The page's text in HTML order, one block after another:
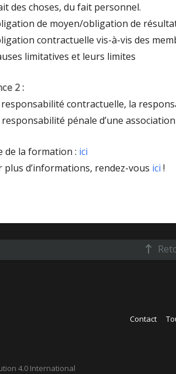
des choses, du fait personnel.
de moyen/obligation de
contractuelle vis-à-vis des
limitatives et leurs limites
2 :
responsabilité contractuelle, la
pénale d’une association
de la formation : ici
plus d’informations, rendez-vous ici !
Contact
4.0 International